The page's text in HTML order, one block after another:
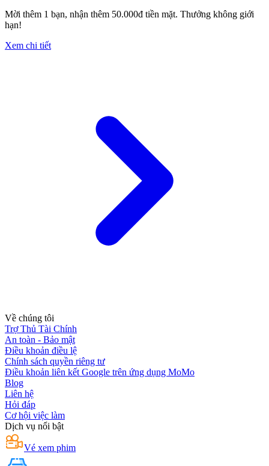
Mời thêm 1 bạn, nhận thêm 50.000đ tiền mặt. Thưởng không giới
hạn!
Xem chi tiết
Về chúng tôi
Trợ Thủ Tài Chính
An toàn - Bảo mật
Điều khoản điều lệ
Chính sách quyền riêng tư
Điều khoản liên kết Google trên ứng dụng MoMo
Blog
Liên hệ
Hỏi đáp
Cơ hội việc làm
Dịch vụ nổi bật
Vé xem phim